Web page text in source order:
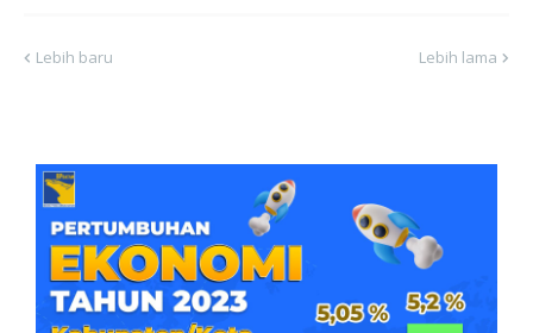
Lebih baru Lebih lama